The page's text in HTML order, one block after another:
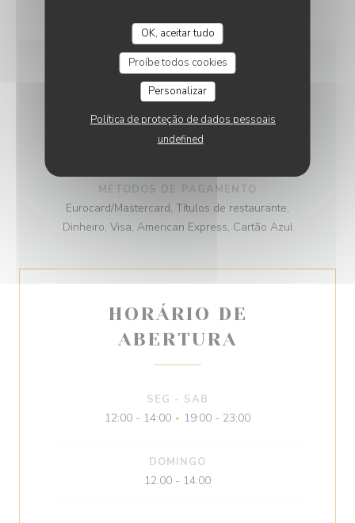
OK, aceitar tudo
Proíbe todos cookies
Personalizar
Política de proteção de dados pessoais
undefined
INFORMAÇÕES GERAIS
SERVIÇOS
MÉTODOS DE PAGAMENTO
Eurocard/Mastercard, Títulos de restaurante,
Dinheiro, Visa, American Express, Cartão Azul
HORÁRIO DE
ABERTURA
SEG - SAB
12:00 - 14:00 • 19:00 - 23:00
DOMINGO
12:00 - 14:00